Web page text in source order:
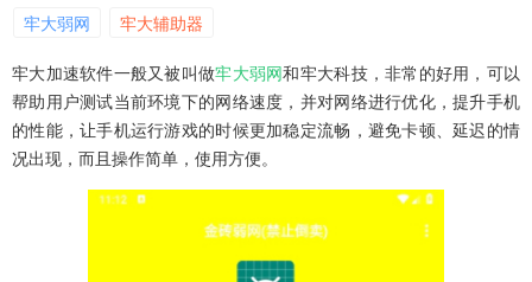
牢大弱网 牢大辅助器
牢大加速软件一般又被叫做牢大弱网和牢大科技，非常的好用，可以
帮助用户测试当前环境下的网络速度，并对网络进行优化，提升手机
的性能，让手机运行游戏的时候更加稳定流畅，避免卡顿、延迟的情
况出现，而且操作简单，使用方便。